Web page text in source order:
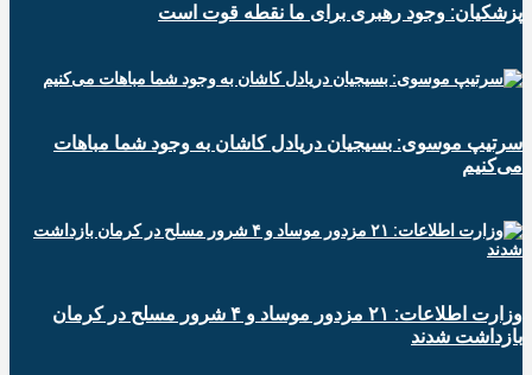
پزشکیان: وجود رهبری برای ما نقطه قوت است
سرتیپ موسوی: بسیجیان دریادل کاشان به وجود شما مباهات
می‌کنیم
وزارت اطلاعات: ۲۱ مزدور موساد و ۴ شرور مسلح در کرمان
بازداشت شدند